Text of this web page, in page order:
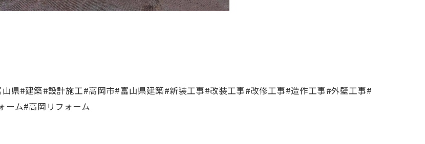
県#建築#設計施工#高岡市#富山県建築#新装工事#改装工事#改修工事#造作工事#外壁工事#
ーム#高岡リフォーム